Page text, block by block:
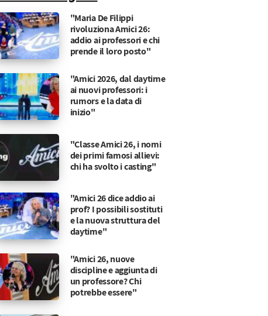
"Maria De Filippi
rivoluziona Amici 26:
addio ai professori e chi
prende il loro posto"
"Amici 2026, dal daytime
ai nuovi professori: i
rumors e la data di
inizio"
"Classe Amici 26, i nomi
dei primi famosi allievi:
chi ha svolto i casting"
"Amici 26 dice addio ai
prof? I possibili sostituti
e la nuova struttura del
daytime"
"Amici 26, nuove
discipline e aggiunta di
un professore? Chi
potrebbe essere"